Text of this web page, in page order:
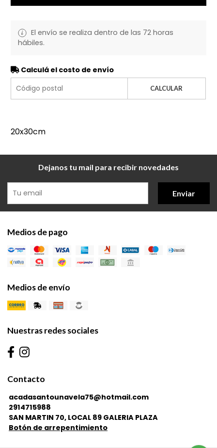
El envío se realiza dentro de las 72 horas
hábiles.
Calculá el costo de envío
CALCULAR
20x30cm
Dejanos tu mail para recibir novedades
Enviar
Medios de pago
Medios de envío
Nuestras redes sociales
Contacto
acadasantounavela75@hotmail.com
2914715988
SAN MARTIN 70, LOCAL 89 GALERIA PLAZA
Botón de arrepentimiento